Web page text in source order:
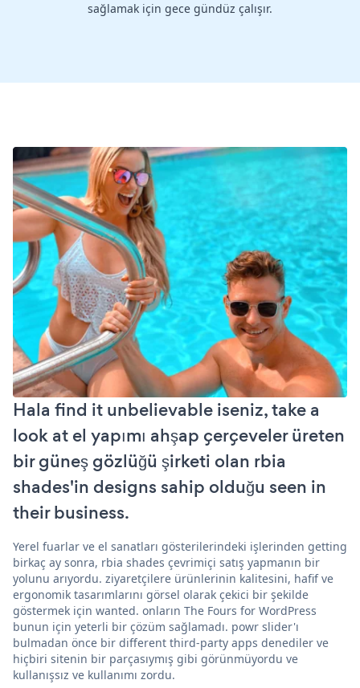
sağlamak için gece gündüz çalışır.
Hala find it unbelievable iseniz, take a
look at el yapımı ahşap çerçeveler üreten
bir güneş gözlüğü şirketi olan rbia
shades'in designs sahip olduğu seen in
their business.
Yerel fuarlar ve el sanatları gösterilerindeki işlerinden getting
birkaç ay sonra, rbia shades çevrimiçi satış yapmanın bir
yolunu arıyordu. ziyaretçilere ürünlerinin kalitesini, hafif ve
ergonomik tasarımlarını görsel olarak çekici bir şekilde
göstermek için wanted. onların The Fours for WordPress
bunun için yeterli bir çözüm sağlamadı. powr slider'ı
bulmadan önce bir different third-party apps denediler ve
hiçbiri sitenin bir parçasıymış gibi görünmüyordu ve
kullanışsız ve kullanımı zordu.